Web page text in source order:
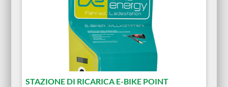
STAZIONE DI RICARICA E-BIKE POINT